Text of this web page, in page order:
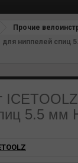
Прочие
для ниппелей спиц
5.5 мм